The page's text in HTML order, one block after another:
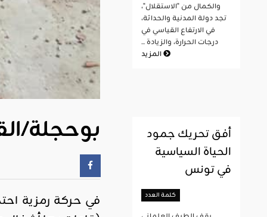
« بوحجلة/
في حركة رمزية
والكمال من "الاستقلال"،
تجد دولة المدنية والحداثة،
في الارتفاع القياسي في
درجات الحرارة، والزيادة ...
المزيد
أفق تحريك جمود
الحياة السياسية
في تونس
كلمة العدد